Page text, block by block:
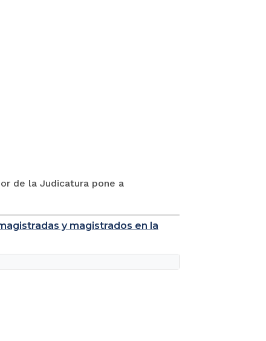
de la Judicatura pone a
y magistrados en la